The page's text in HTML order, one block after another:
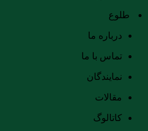
طلوع
درباره ما
تماس با ما
نمایندگان
مقالات
کاتالوگ